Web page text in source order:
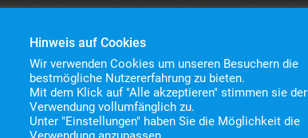
Hinweis auf Cookies
Wir verwenden Cookies um unseren Besuchern die
bestmögliche Nutzererfahrung zu bieten.
Mit dem Klick auf "Alle akzeptieren" stimmen sie der
Verwendung vollumfänglich zu.
Unter "Einstellungen" haben Sie die Möglichkeit die